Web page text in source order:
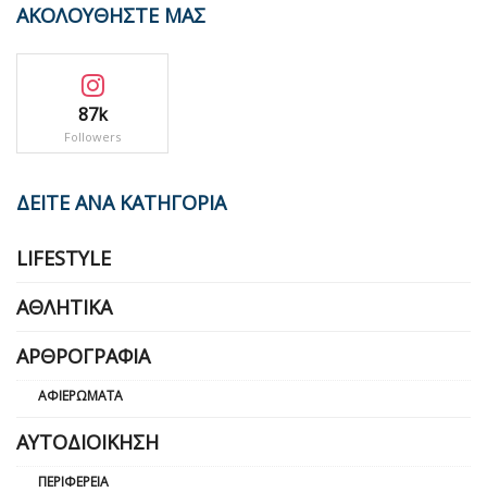
ΑΚΟΛΟΥΘΗΣΤΕ ΜΑΣ
87k
Followers
ΔΕΙΤΕ ΑΝΑ ΚΑΤΗΓΟΡΙΑ
LIFESTYLE
ΑΘΛΗΤΙΚΆ
ΑΡΘΡΟΓΡΑΦΊΑ
ΑΦΙΕΡΏΜΑΤΑ
ΑΥΤΟΔΙΟΊΚΗΣΗ
ΠΕΡΙΦΈΡΕΙΑ